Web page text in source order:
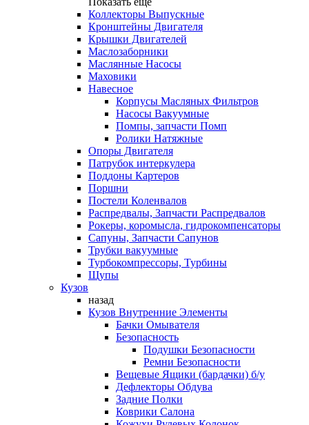
Коллекторы Выпускные
Кронштейны Двигателя
Крышки Двигателей
Маслозаборники
Маслянные Насосы
Маховики
Навесное
Корпусы Масляных Фильтров
Насосы Вакуумные
Помпы, запчасти Помп
Ролики Натяжные
Опоры Двигателя
Патрубок интеркулера
Поддоны Картеров
Поршни
Постели Коленвалов
Распредвалы, Запчасти Распредвалов
Рокеры, коромысла, гидрокомпенсаторы
Сапуны, Запчасти Сапунов
Трубки вакуумные
Турбокомпрессоры, Турбины
Щупы
Кузов
назад
Кузов Внутренние Элементы
Бачки Омывателя
Безопасность
Подушки Безопасности
Ремни Безопасности
Вещевые Ящики (бардачки) б/у
Дефлекторы Обдува
Задние Полки
Коврики Салона